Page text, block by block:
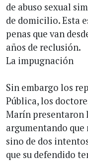
de abuso sexual
de domicilio. Esta
penas que van
años de reclusión.
La impugnación
Sin embargo los
Pública, los
Marín presentaron
argumentando que
sino de dos
que su defendido